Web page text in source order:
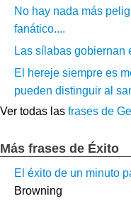
No hay nada más
fanático....
Las sílabas gobiernan
El hereje siempre es
pueden distinguir al
Ver todas las frases de
Más frases de Éxito
El éxito de un minuto
Browning